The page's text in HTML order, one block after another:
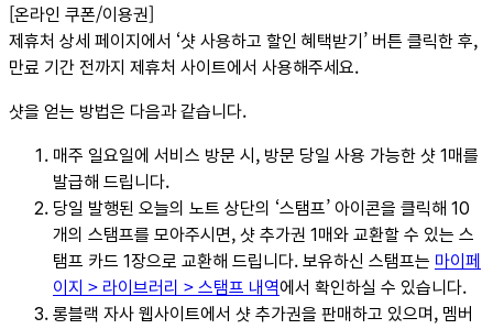
[온라인 쿠폰/이용권]
제휴처 상세 페이지에서 ‘샷 사용하고 할인 혜택받기’ 버튼 클릭한 후,
만료 기간 전까지 제휴처 사이트에서 사용해주세요.
샷을 얻는 방법은 다음과 같습니다.
매주 일요일에 서비스 방문 시, 방문 당일 사용 가능한 샷 1매를
발급해 드립니다.
당일 발행된 오늘의 노트 상단의 ‘스탬프’ 아이콘을 클릭해 10
개의 스탬프를 모아주시면, 샷 추가권 1매와 교환할 수 있는 스
탬프 카드 1장으로 교환해 드립니다. 보유하신 스탬프는 마이페
이지 > 라이브러리 > 스탬프 내역에서 확인하실 수 있습니다.
롱블랙 자사 웹사이트에서 샷 추가권을 판매하고 있으며, 멤버